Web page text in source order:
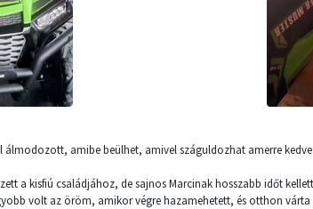
álmodozott, amibe beülhet, amivel száguldozhat amerre
a kisfiú családjához, de sajnos Marcinak hosszabb időt
volt az öröm, amikor végre hazamehetett, és otthon